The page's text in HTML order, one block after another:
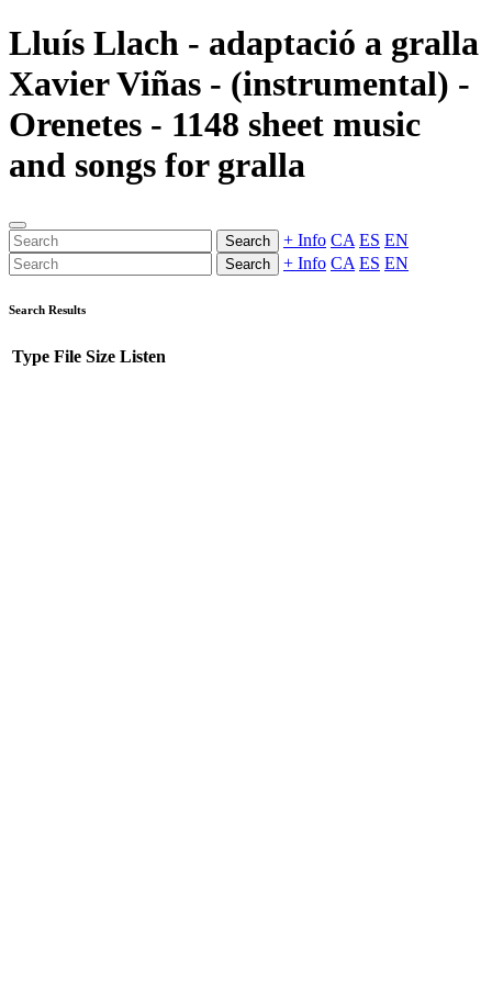
Lluís Llach - adaptació a gralla
Xavier Viñas - (instrumental) -
Orenetes - 1148 sheet music
and songs for gralla
Search + Info CA ES EN
Search + Info CA ES EN
Search Results
Type File Size Listen